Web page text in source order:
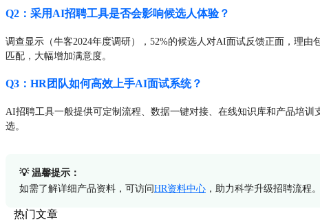
Q2：采用AI招聘工具是否会影响候选人体验？
调查显示（牛客2024年度调研），52%的候选人对AI面试反馈正面，理
匹配，大幅增加满意度。
Q3：HR团队如何高效上手AI面试系统？
AI招聘工具一般提供可定制流程、数据一键对接、在线知识库和产品培
选。
💡 温馨提示：
如需了解详细产品资料，可访问HR资料中心 ，助力科学升级招聘流程。
热门文章